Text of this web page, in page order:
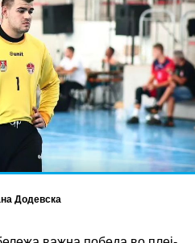
Додевска